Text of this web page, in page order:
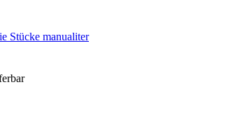
Stücke manualiter